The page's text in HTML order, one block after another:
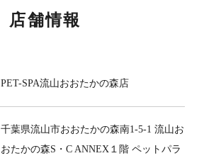
店舗情報
PET-SPA流山おおたかの森店
千葉県流山市おおたかの森南1-5-1 流山お
おたかの森S・C ANNEX１階 ペットパラ